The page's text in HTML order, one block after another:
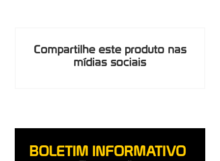
Compartilhe este produto nas
mídias sociais
BOLETIM INFORMATIVO